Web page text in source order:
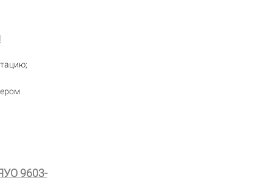
9603-